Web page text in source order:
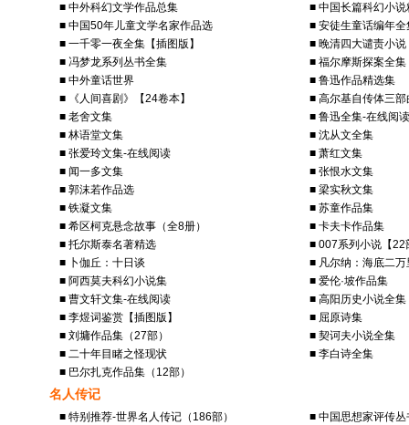
■ 中外科幻文学作品总集
■ 中国长篇科幻小说
■ 中国50年儿童文学名家作品选
■ 安徒生童话编年全
■ 一千零一夜全集【插图版】
■ 晚清四大谴责小说
■ 冯梦龙系列丛书全集
■ 福尔摩斯探案全集
■ 中外童话世界
■ 鲁迅作品精选集
■ 《人间喜剧》【24卷本】
■ 高尔基自传体三部
■ 老舍文集
■ 鲁迅全集-在线阅读
■ 林语堂文集
■ 沈从文全集
■ 张爱玲文集-在线阅读
■ 萧红文集
■ 闻一多文集
■ 张恨水文集
■ 郭沫若作品选
■ 梁实秋文集
■ 铁凝文集
■ 苏童作品集
■ 希区柯克悬念故事（全8册）
■ 卡夫卡作品集
■ 托尔斯泰名著精选
■ 007系列小说【22
■ 卜伽丘：十日谈
■ 凡尔纳：海底二万
■ 阿西莫夫科幻小说集
■ 爱伦·坡作品集
■ 曹文轩文集-在线阅读
■ 高阳历史小说全集
■ 李煜词鉴赏【插图版】
■ 屈原诗集
■ 刘墉作品集（27部）
■ 契诃夫小说全集
■ 二十年目睹之怪现状
■ 李白诗全集
■ 巴尔扎克作品集（12部）
名人传记
■ 特别推荐-世界名人传记（186部）
■ 中国思想家评传